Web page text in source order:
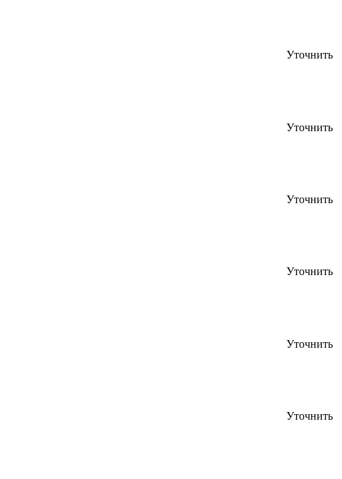
Уточнить
Уточнить
Уточнить
Уточнить
Уточнить
Уточнить